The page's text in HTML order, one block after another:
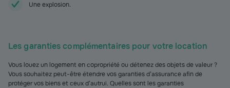
Une explosion.
Les garanties complémentaires pour votre location
Vous louez un logement en copropriété ou détenez des objets de valeur ?
Vous souhaitez peut-être étendre vos garanties d’assurance afin de
protéger vos biens et ceux d’autrui. Quelles sont les garanties